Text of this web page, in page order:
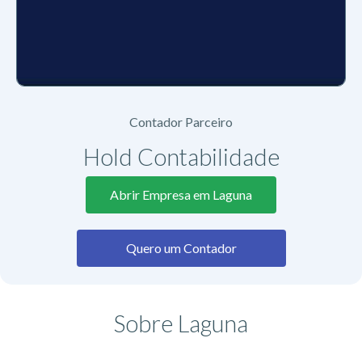
Contador Parceiro
Hold Contabilidade
Abrir Empresa em Laguna
Quero um Contador
Sobre Laguna